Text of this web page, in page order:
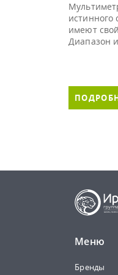
истинного
имеют
Диапазон
Меню
Бренды